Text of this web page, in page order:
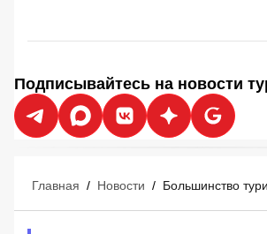
Подписывайтесь на новости
Главная / Новости /